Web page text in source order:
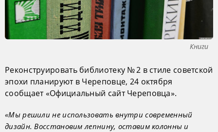
Книги
Реконструировать библиотеку № 2 в стиле советской
эпохи планируют в Череповце, 24 октября
сообщает «Официальный сайт Череповца».
«Мы решили не использовать внутри современный
дизайн. Восстановим лепнину, оставим колонны и